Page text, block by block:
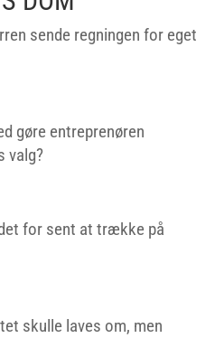
sende regningen for eget
gøre entreprenøren
valg?
for sent at trække på
skulle laves om, men